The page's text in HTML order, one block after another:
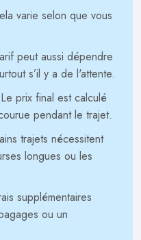
varie selon que vous
peut aussi dépendre
s’il y a de l'attente.
Le prix final est calculé
pendant le trajet.
trajets nécessitent
longues ou les
supplémentaires
ou un